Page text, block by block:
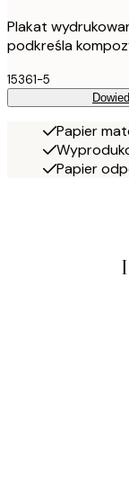
Plakat
podkreśla
15361-5
Papier
Papier